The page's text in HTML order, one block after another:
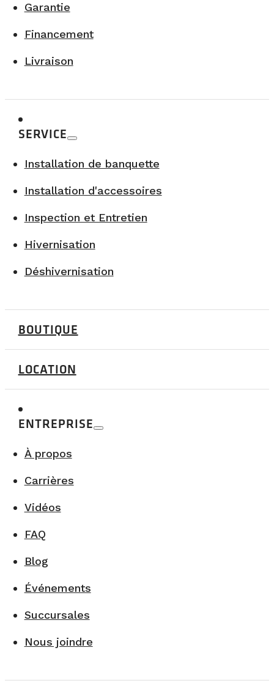
Garantie
Financement
Livraison
SERVICE
Installation de banquette
Installation d'accessoires
Inspection et Entretien
Hivernisation
Déshivernisation
BOUTIQUE
LOCATION
ENTREPRISE
À propos
Carrières
Vidéos
FAQ
Blog
Événements
Succursales
Nous joindre